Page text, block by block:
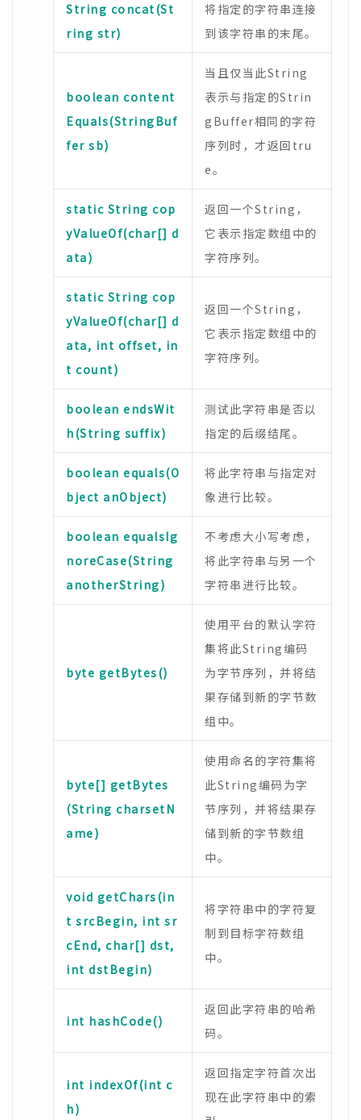
String concat(St
ring str)
将指定的字符串连接
到该字符串的末尾。
boolean content
Equals(StringBuf
fer sb)
当且仅当此String
表示与指定的Strin
gBuffer相同的字符
序列时，才返回tru
e。
static String cop
yValueOf(char[] d
ata)
返回一个String，
它表示指定数组中的
字符序列。
static String cop
yValueOf(char[] d
ata, int offset, in
t count)
返回一个String，
它表示指定数组中的
字符序列。
boolean endsWit
h(String suffix)
测试此字符串是否以
指定的后缀结尾。
boolean equals(O
bject anObject)
将此字符串与指定对
象进行比较。
boolean equalsIg
noreCase(String
anotherString)
不考虑大小写考虑，
将此字符串与另一个
字符串进行比较。
byte getBytes()
使用平台的默认字符
集将此String编码
为字节序列，并将结
果存储到新的字节数
组中。
byte[] getBytes
(String charsetN
ame)
使用命名的字符集将
此String编码为字
节序列，并将结果存
储到新的字节数组
中。
void getChars(in
t srcBegin, int sr
cEnd, char[] dst,
int dstBegin)
将字符串中的字符复
制到目标字符数组
中。
int hashCode()
返回此字符串的哈希
码。
int indexOf(int c
h)
返回指定字符首次出
现在此字符串中的索